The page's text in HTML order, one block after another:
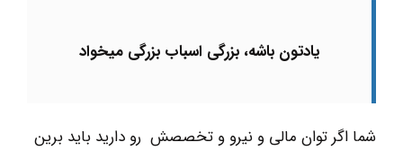
یادتون باشه، بزرگی اسباب بزرگی میخواد
شما اگر توان مالی و نیرو و تخصصش رو دارید باید برین